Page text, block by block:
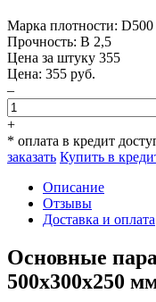
Марка плотности: D500
Прочность: B 2,5
Цена за штуку 355
Цена: 355 руб.
–
+
* оплата в кредит
заказать Купить в
Описание
Отзывы
Доставка и оплата
Основные
500x300x250